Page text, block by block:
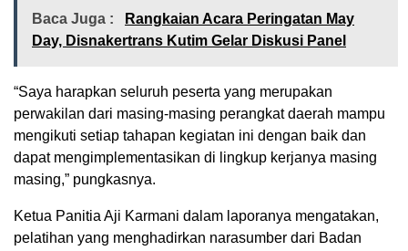
Baca Juga :
Rangkaian Acara Peringatan May
Day, Disnakertrans Kutim Gelar Diskusi Panel
“Saya harapkan seluruh peserta yang merupakan
perwakilan dari masing-masing perangkat daerah mampu
mengikuti setiap tahapan kegiatan ini dengan baik dan
dapat mengimplementasikan di lingkup kerjanya masing
masing,” pungkasnya.
Ketua Panitia Aji Karmani dalam laporanya mengatakan,
pelatihan yang menghadirkan narasumber dari Badan